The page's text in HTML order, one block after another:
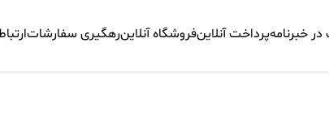
خبرنامهپرداخت آنلاینفروشگاه آنلاینرهگیری سفارشات